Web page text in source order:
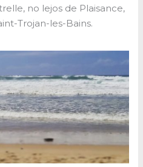
no lejos de Plaisance,
Trojan-les-Bains.